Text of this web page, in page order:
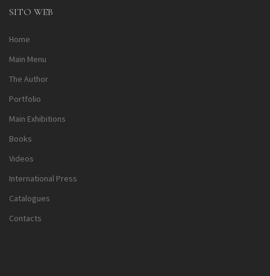
SITO WEB
Home
Main Menu
The Author
Portfolio
Main Exhibitions
Books
Videos
International Press
Catalogues
Contacts